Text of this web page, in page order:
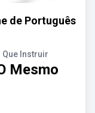
de Português
Que Instruir
Mesmo